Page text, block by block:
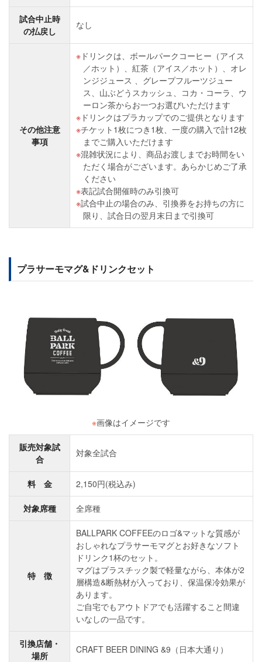
試合中止時
の払戻し
なし
その他注意
事項
ドリンクは、ボールパークコーヒー（アイス
／ホット）、紅茶（アイス／ホット）、オレ
ンジジュース 、グレープフルーツジュー
ス、山ぶどうスカッシュ、コカ・コーラ、ウ
ーロン茶からお一つお選びいただけます
ドリンクはプラカップでのご提供となります
チケット1枚につき1枚、一度の購入で計12枚
までご購入いただけます
混雑状況により、商品お渡しまでお時間をい
ただく場合がございます。あらかじめご了承
ください
表記試合開催時のみ引換可
試合中止の場合のみ、引換券をお持ちの方に
限り、試合日の翌月末日まで引換可
プラサーモマグ&ドリンクセット
※画像はイメージです
販売対象試
合
対象全試合
料 金 2,150円(税込み)
対象席種 全席種
特 徴
BALLPARK COFFEEのロゴ&マットな質感が
おしゃれなプラサーモマグとお好きなソフト
ドリンク1杯のセット。
マグはプラスチック製で軽量ながら、本体が2
層構造&断熱材が入っており、保温保冷効果が
あります。
ご自宅でもアウトドアでも活躍すること間違
いなしの一品です。
引換店舗・
場所
CRAFT BEER DINING &9（日本大通り）